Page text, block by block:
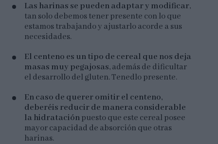
Las harinas se pueden adaptar y modificar,
tan solo debemos tener presente con lo que
estamos trabajando y ajustarlo acorde a sus
necesidades.
El centeno es un tipo de cereal que nos deja
masas muy pegajosas, además de dificultar
el desarrollo del gluten. Tenedlo presente.
En caso de querer omitir el centeno,
deberéis reducir de manera considerable
la hidrataciónpuesto que este cereal posee
mayor capacidad de absorción que otras
harinas.